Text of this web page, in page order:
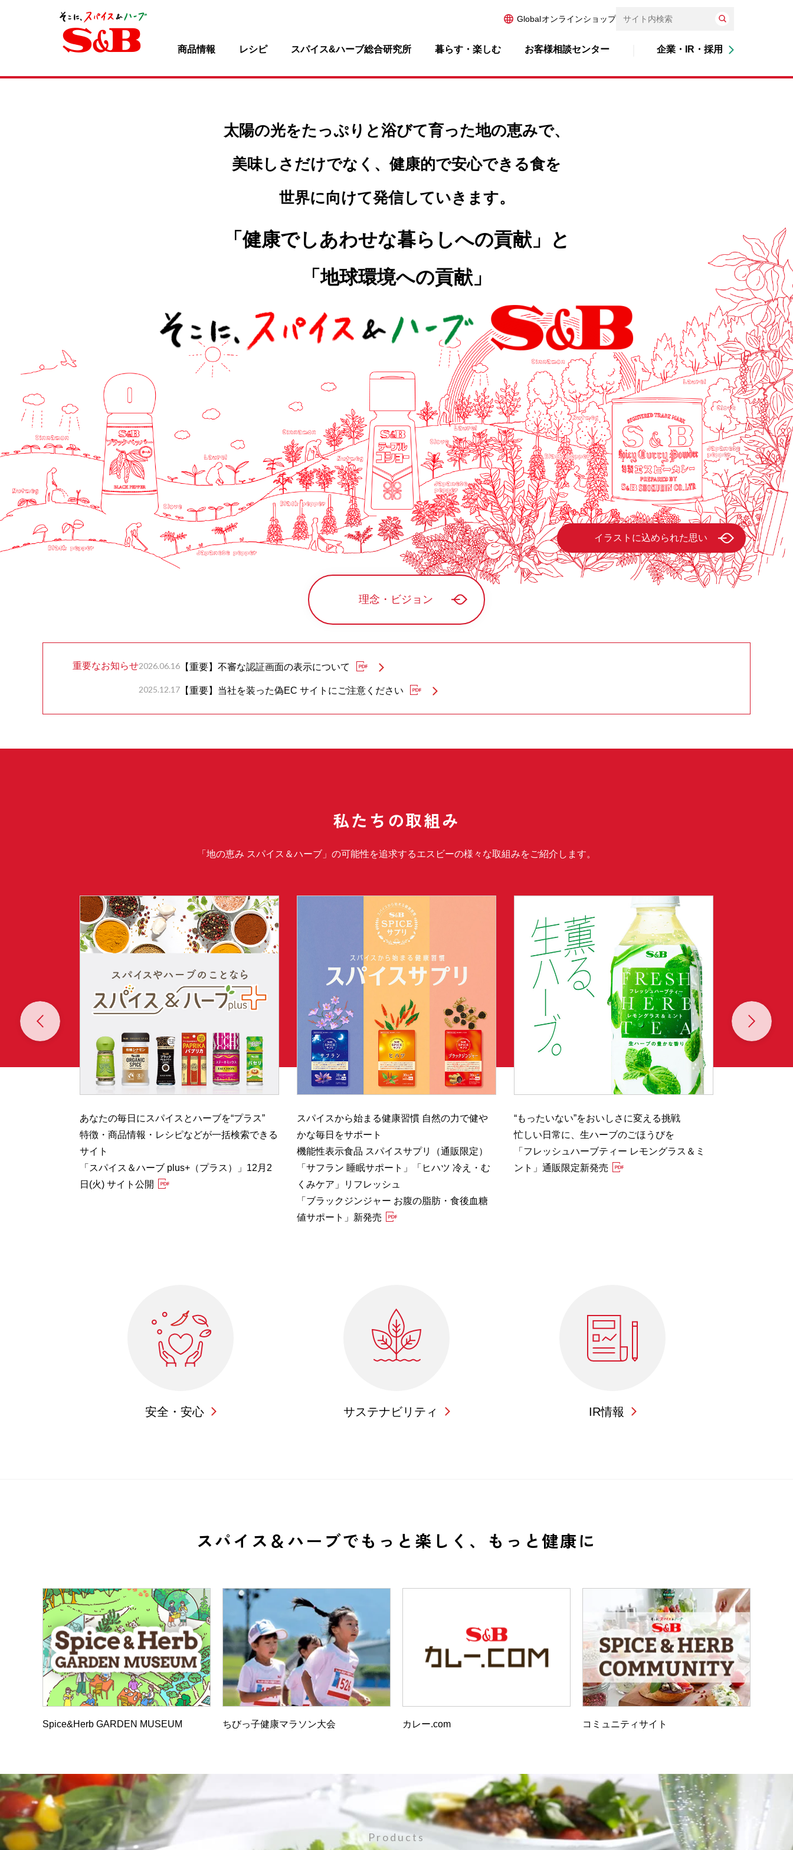
Globalオンラインショップ
商品情報 レシピ スパイス&ハーブ総合研究所 暮らす・楽しむ お客様相談センター 企業・IR・採用
太陽の光をたっぷりと浴びて育った地の恵みで、
美味しさだけでなく、健康的で安心できる食を
世界に向けて発信していきます。
「健康でしあわせな暮らしへの貢献」と
「地球環境への貢献」
イラストに込められた思い
理念・ビジョン
重要なお知らせ2026.06.16 【重要】不審な認証画面の表示について
2025.12.17 【重要】当社を装った偽EC サイトにご注意ください
私たちの取組み
「地の恵み スパイス＆ハーブ」の可能性を追求するエスビーの様々な取組みをご紹介します。
あなたの毎日にスパイスとハーブを“プラス”
特徴・商品情報・レシピなどが一括検索できる
サイト
「スパイス＆ハーブ plus+（プラス）」12月2
日(火) サイト公開
スパイスから始まる健康習慣 自然の力で健や
かな毎日をサポート
機能性表示食品 スパイスサプリ（通販限定）
「サフラン 睡眠サポート」「ヒハツ 冷え・む
くみケア」リフレッシュ
「ブラックジンジャー お腹の脂肪・食後血糖
値サポート」新発売
“もったいない”をおいしさに変える挑戦
忙しい日常に、生ハーブのごほうびを
「フレッシュハーブティー レモングラス＆ミ
ント」通販限定新発売
安全・安心 サステナビリティ IR情報
スパイス＆ハーブでもっと 楽しく、もっと健康に
Spice&Herb GARDEN MUSEUM ちびっ子健康マラソン大会 カレー.com コミュニティサイト
Products